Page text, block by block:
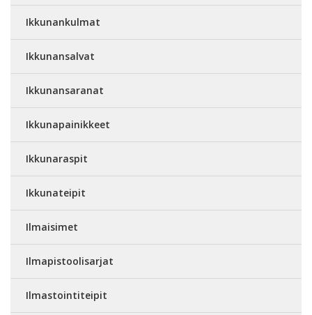
Ikkunankulmat
Ikkunansalvat
Ikkunansaranat
Ikkunapainikkeet
Ikkunaraspit
Ikkunateipit
Ilmaisimet
Ilmapistoolisarjat
Ilmastointiteipit